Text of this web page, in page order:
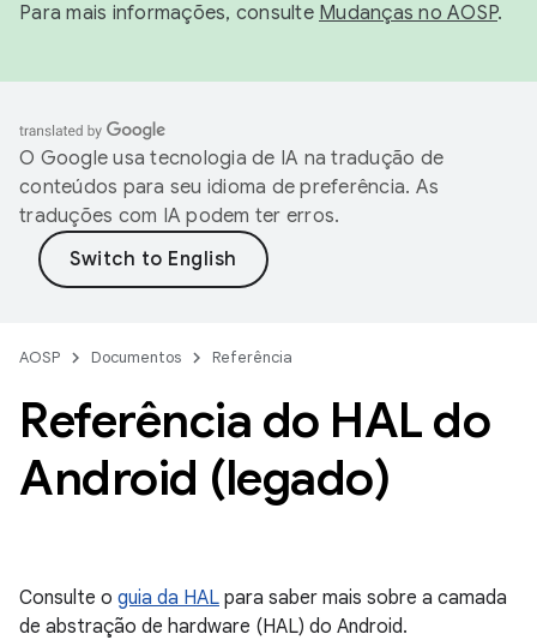
Para mais informações, consulte Mudanças no AOSP.
O Google usa tecnologia de IA na tradução de
conteúdos para seu idioma de preferência. As
traduções com IA podem ter erros.
AOSP Documentos Referência
Referência do HAL do
Android (legado)
Consulte o guia da HAL para saber mais sobre a camada
de abstração de hardware (HAL) do Android.